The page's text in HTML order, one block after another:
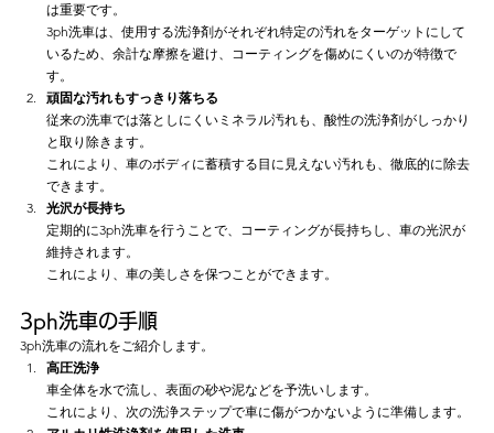
は重要です。
3ph洗車は、使用する洗浄剤がそれぞれ特定の汚れをターゲットにして
いるため、余計な摩擦を避け、コーティングを傷めにくいのが特徴で
す。
頑固な汚れもすっきり落ちる
従来の洗車では落としにくいミネラル汚れも、酸性の洗浄剤がしっかり
と取り除きます。
これにより、車のボディに蓄積する目に見えない汚れも、徹底的に除去
できます。
光沢が長持ち
定期的に3ph洗車を行うことで、コーティングが長持ちし、車の光沢が
維持されます。
これにより、車の美しさを保つことができます。
3ph洗車の手順
3ph洗車の流れをご紹介します。
高圧洗浄
車全体を水で流し、表面の砂や泥などを予洗いします。
これにより、次の洗浄ステップで車に傷がつかないように準備します。